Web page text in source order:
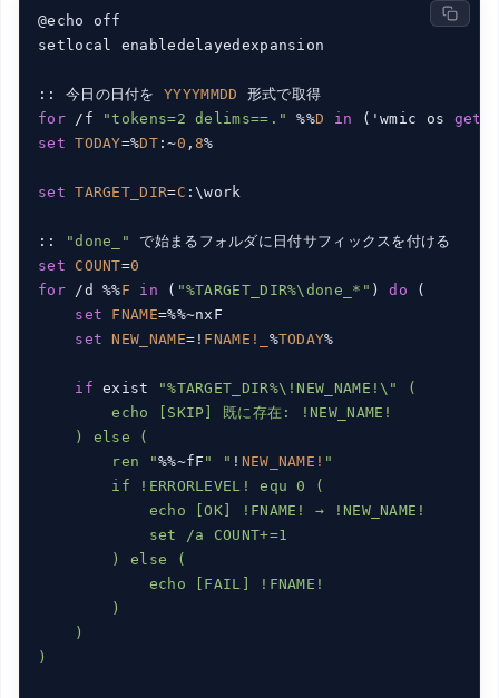
@echo off
setlocal enabledelayedexpansion
:: 今日の日付を YYYYMMDD
for /f "tokens=2 delims==." %%D in ('wmic os get
set
TODAY=%DT:~0 ,8%
set TARGET_DIR=C :\work
:: "done_"
set
COUNT=0
for /d %%F in ( "%TARGET_DIR%\done_*" ) do (
set
FNAME=%%~nxF
set
NEW_NAME=! FNAME! %TODAY%
if exist
"%TARGET_DIR%\!NEW_NAME!\" (
        echo [SKIP] 既に存在: !NEW_NAME!
    ) else (
        ren "
%%~fF " " ! NEW_NAME! "
        if !ERRORLEVEL! equ 0 (
            echo [OK] !FNAME! → !NEW_NAME!
            set /a COUNT+=1
        ) else (
            echo [FAIL] !FNAME!
        )
    )
)